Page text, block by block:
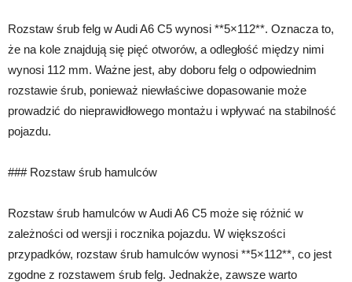
Rozstaw śrub felg w Audi A6 C5 wynosi **5×112**. Oznacza to,
że na kole znajdują się pięć otworów, a odległość między nimi
wynosi 112 mm. Ważne jest, aby doboru felg o odpowiednim
rozstawie śrub, ponieważ niewłaściwe dopasowanie może
prowadzić do nieprawidłowego montażu i wpływać na stabilność
pojazdu.
### Rozstaw śrub hamulców
Rozstaw śrub hamulców w Audi A6 C5 może się różnić w
zależności od wersji i rocznika pojazdu. W większości
przypadków, rozstaw śrub hamulców wynosi **5×112**, co jest
zgodne z rozstawem śrub felg. Jednakże, zawsze warto